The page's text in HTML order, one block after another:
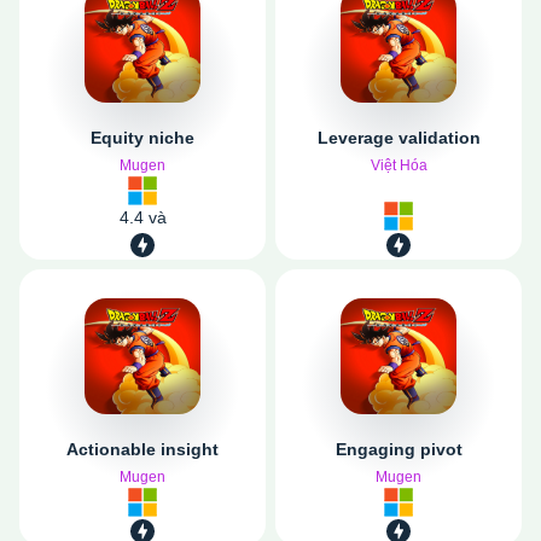
Equity niche
Mugen
4.4 và
Leverage validation
Việt Hóa
Actionable insight
Mugen
Engaging pivot
Mugen